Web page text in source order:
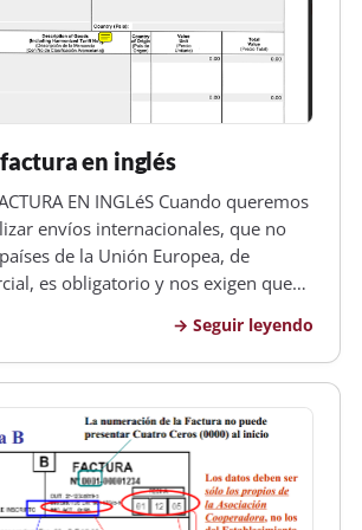
en inglés
EN INGLéS Cuando queremos
envíos internacionales, que no
de la Unión Europea, de
es obligatorio y nos exigen que
como en inglés, además deunas
Seguir leyendo